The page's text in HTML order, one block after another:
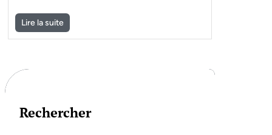
Lire la suite
Rechercher